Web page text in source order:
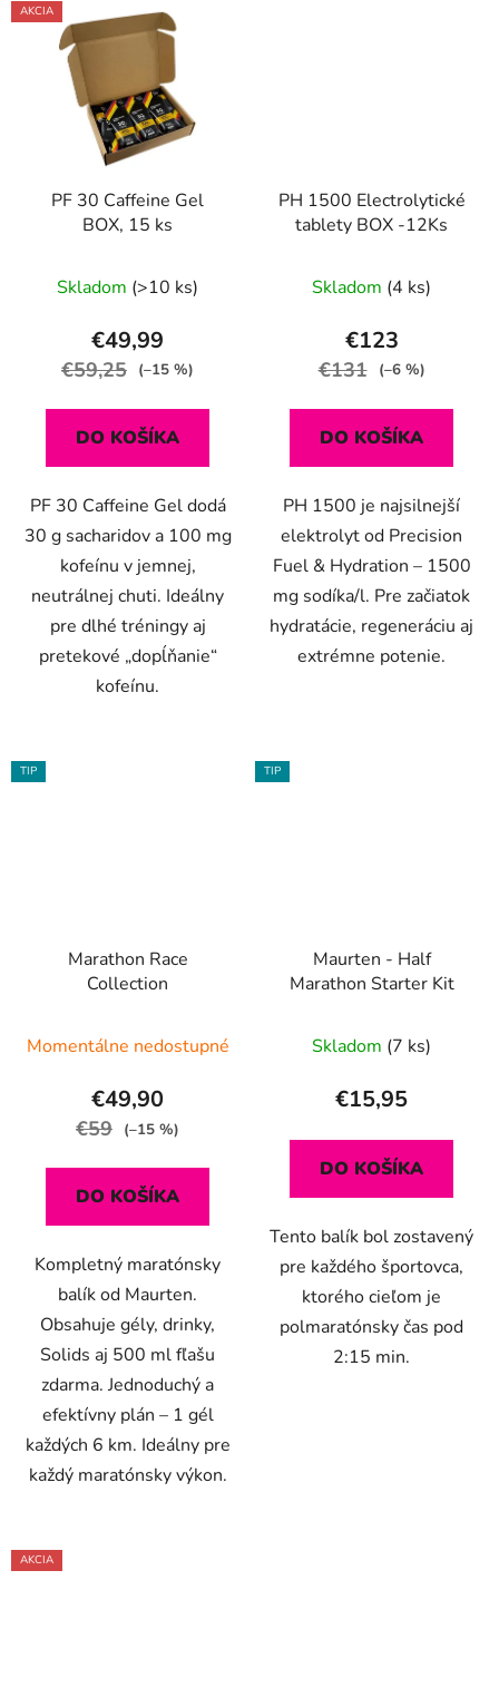
AKCIA
PF 30 Caffeine Gel
BOX, 15 ks
Skladom (>10 ks)
€49,99
€59,25 (–15 %)
DO KOŠÍKA
PF 30 Caffeine Gel dodá
30 g sacharidov a 100 mg
kofeínu v jemnej,
neutrálnej chuti. Ideálny
pre dlhé tréningy aj
pretekové „dopĺňanie“
kofeínu.
PH 1500 Electrolytické
tablety BOX -12Ks
Skladom (4 ks)
€123
€131 (–6 %)
DO KOŠÍKA
PH 1500 je najsilnejší
elektrolyt od Precision
Fuel & Hydration – 1500
mg sodíka/l. Pre začiatok
hydratácie, regeneráciu aj
extrémne potenie.
TIP
Marathon Race
Collection
Momentálne nedostupné
€49,90
€59 (–15 %)
DO KOŠÍKA
Kompletný maratónsky
balík od Maurten.
Obsahuje gély, drinky,
Solids aj 500 ml fľašu
zdarma. Jednoduchý a
efektívny plán – 1 gél
každých 6 km. Ideálny pre
každý maratónsky výkon.
TIP
Maurten - Half
Marathon Starter Kit
Skladom (7 ks)
€15,95
DO KOŠÍKA
Tento balík bol zostavený
pre každého športovca,
ktorého cieľom je
polmaratónsky čas pod
2:15 min.
AKCIA